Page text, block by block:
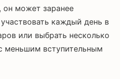
он может заранее
каждый день в
или выбрать несколько
меньшим вступительным